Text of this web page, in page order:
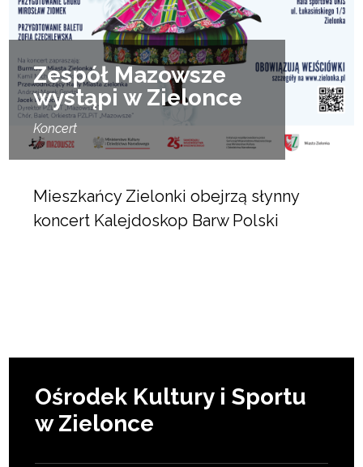
Zespół Mazowsze
wystąpi w Zielonce
Koncert
Mieszkańcy Zielonki obejrzą słynny
koncert Kalejdoskop Barw Polski
Ośrodek Kultury i Sportu
w Zielonce